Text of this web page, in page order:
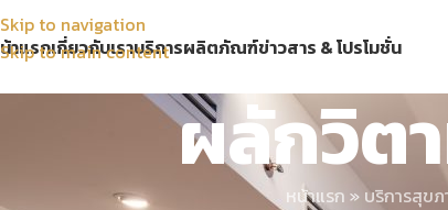
Skip to navigation
Skip to main content
าแรกเกี่ยวกับเราบริการผลิตภัณฑ์ข่าวสาร & โปรโมชั่น
ผลักวิต
หน้าแรก » บริการสุข